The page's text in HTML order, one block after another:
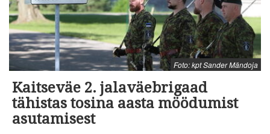
Foto: kpt Sander Mändoja
Kaitseväe 2. jalaväebrigaad
tähistas tosina aasta möödumist
asutamisest